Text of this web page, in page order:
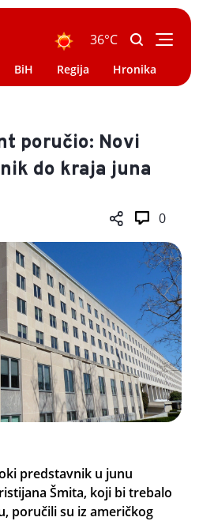
36°C
BiH Regija Hronika
poručio: Novi
do kraja juna
0
predstavnik u junu
Šmita, koji bi trebalo
poručili su iz američkog